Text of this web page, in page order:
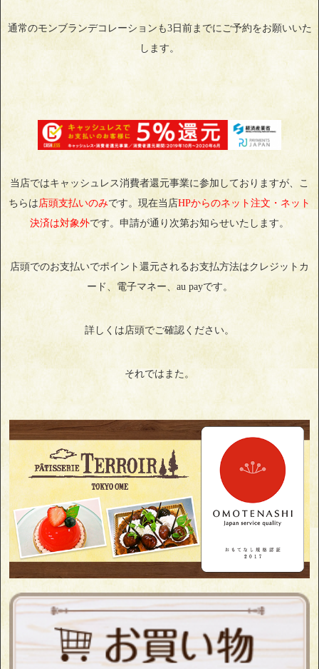
通常のモンブランデコレーションも3日前までにご予約をお願いいた
します。
当店ではキャッシュレス消費者還元事業に参加しておりますが、こ
ちらは 店頭支払いのみです。現在当店HPからのネット注文・ネット
決済は対象外です。申請が通り次第お知らせいたします。
店頭でのお支払いでポイント還元されるお支払方法はクレジットカ
ード、電子マネー、au payです。
詳しくは店頭でご確認ください。
それではまた。